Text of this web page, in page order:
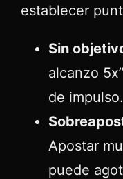
establecer
Sin
alcanzo
de impulso.
Apostar
puede